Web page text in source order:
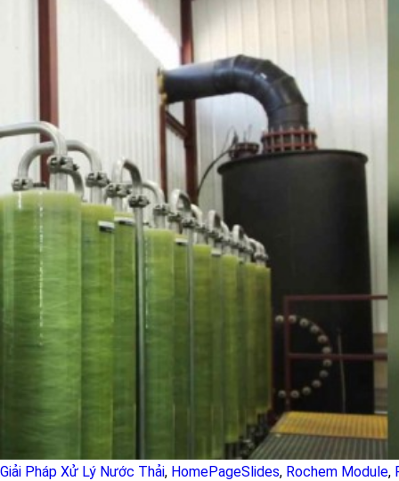
Giải Pháp Xử Lý Nước Thải, HomePageSlides, Rochem Module,